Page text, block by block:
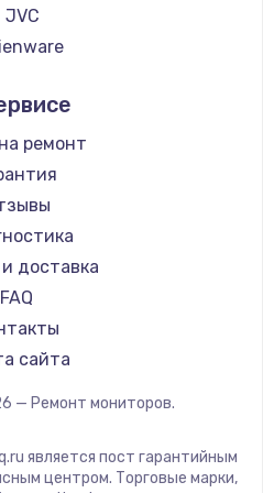
руб.
экрана
матрицы
руб.
руб.
JVC
АОС
Ardor
iru
Army
ремонт
доставка
FAQ
сайта
— Ремонт мониторов.
является пост гарантийным
центром. Торговые марки,